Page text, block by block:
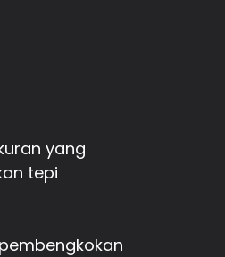
yang
tepi